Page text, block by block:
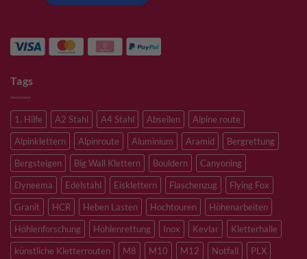
Tags
1. Hilfe A2 Stahl A4 Stahl Abseilen
Alpine route
Alpinklettern
Alpinroute Aluminium Aramid
Bergrettung
Bergsteigen
Big Wall Klettern Bouldern
Canyoning
Dyneema
Edelstahl Eisklettern Flaschenzug
Flying Fox
Granit
HCR Heben Lasten Hochtouren
Höhenarbeiten
Höhlenforschung
Höhlenrettung Inox Kevlar
Kletterhalle
künstliche Kletterrouten
M8 M10 M12 Notfall PLX